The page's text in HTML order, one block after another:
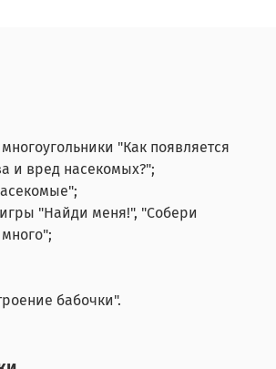
"Как появляется
и вред насекомых?";
"Найди меня!", "Собери
бабочки".